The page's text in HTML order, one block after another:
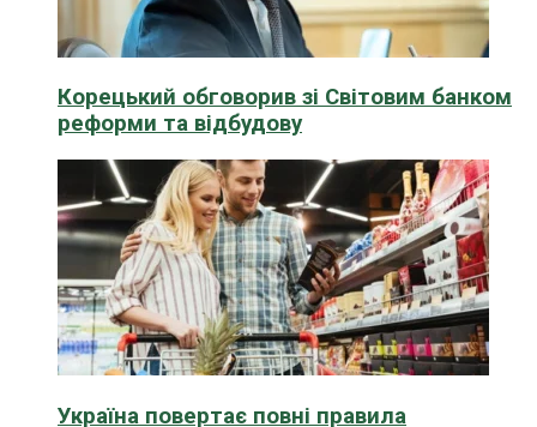
Корецький обговорив зі Світовим банком
реформи та відбудову
Україна повертає повні правила